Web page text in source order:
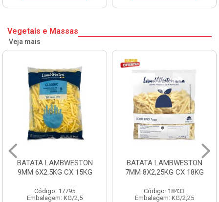
Vegetais e Massas
Veja mais
BATATA LAMBWESTON
9MM 6X2.5KG CX 15KG
Código: 17795
Embalagem: KG/2,5
BATATA LAMBWESTON
7MM 8X2,25KG CX 18KG
Código: 18433
Embalagem: KG/2,25